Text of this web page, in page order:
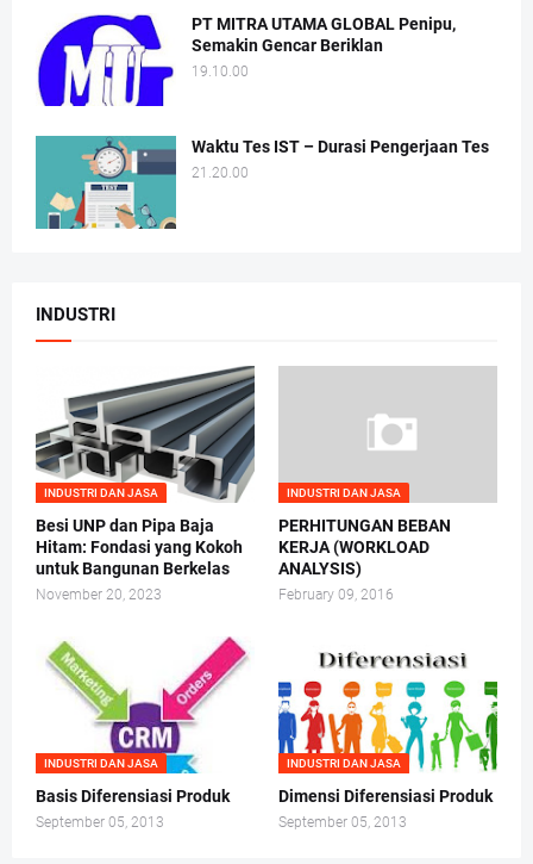
PT MITRA UTAMA GLOBAL Penipu,
Semakin Gencar Beriklan
19.10.00
Waktu Tes IST – Durasi Pengerjaan Tes
21.20.00
INDUSTRI
INDUSTRI DAN JASA
Besi UNP dan Pipa Baja
Hitam: Fondasi yang Kokoh
untuk Bangunan Berkelas
November 20, 2023
INDUSTRI DAN JASA
PERHITUNGAN BEBAN
KERJA (WORKLOAD
ANALYSIS)
February 09, 2016
INDUSTRI DAN JASA
Basis Diferensiasi Produk
September 05, 2013
INDUSTRI DAN JASA
Dimensi Diferensiasi Produk
September 05, 2013